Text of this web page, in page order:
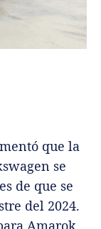
que la
se
de que se
del 2024.
Amarok,